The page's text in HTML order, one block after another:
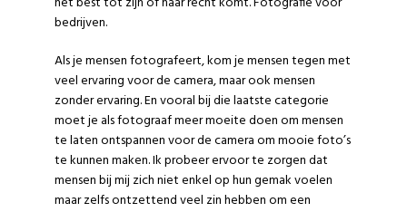
bedrijven.
Als je mensen fotografeert, kom je mensen tegen met
veel ervaring voor de camera, maar ook mensen
zonder ervaring. En vooral bij die laatste categorie
moet je als fotograaf meer moeite doen om mensen
te laten ontspannen voor de camera om mooie foto’s
te kunnen maken. Ik probeer ervoor te zorgen dat
mensen bij mij zich niet enkel op hun gemak voelen
maar zelfs ontzettend veel zin hebben om een